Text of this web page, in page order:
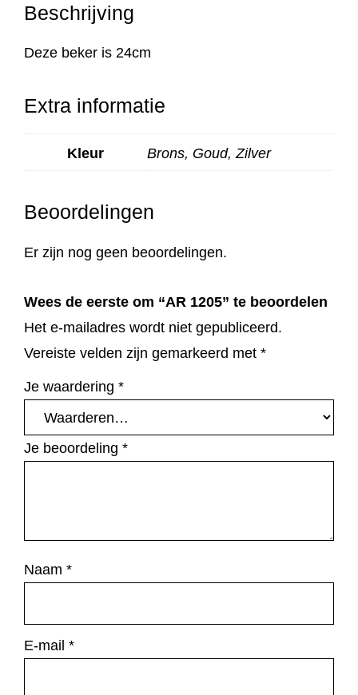
a
Beschrijving
Deze beker is 24cm
Extra informatie
Kleur Brons, Goud, Zilver
Beoordelingen
Er zijn nog geen beoordelingen.
Wees de eerste om “AR 1205” te beoordelen
Het e-mailadres wordt niet gepubliceerd.
Vereiste velden zijn gemarkeerd met *
Je waardering *
Je beoordeling *
Naam *
E-mail *